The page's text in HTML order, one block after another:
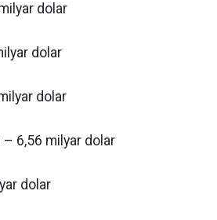
dolar
dolar
dolar
– 6,56 milyar dolar
dolar